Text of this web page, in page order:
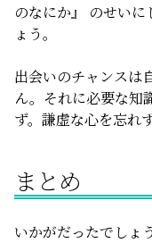
のなにか』 のせい
ょう。
出会いのチャンスは
ん。それに必要な知
ず。謙虚な心を忘れ
まとめ
いかがだったでしょ